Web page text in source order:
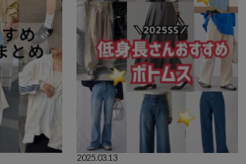
2025.03.13